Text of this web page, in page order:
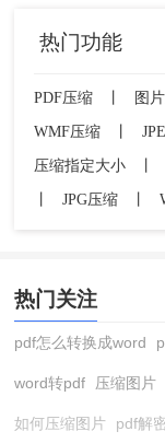
热门功能
PDF压缩 图
WMF压缩
压缩指定大小
JPG压缩
热门关注
pdf怎么转换成word
word转pdf 压缩图片
如何压缩图片 pdf解